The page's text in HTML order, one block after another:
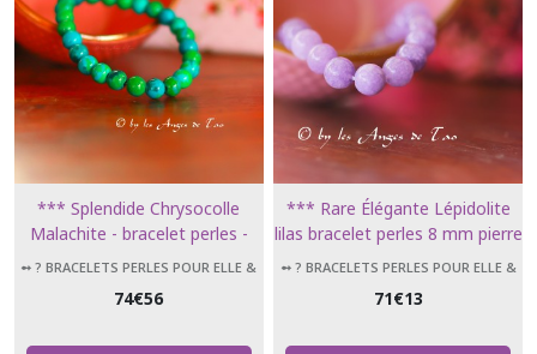
*** Splendide Chrysocolle
Malachite - bracelet perles -
polissage à la main ***
➻ ? BRACELETS PERLES POUR ELLE &
74€56
*** Rare Élégante Lépidolite
lilas bracelet perles 8 mm pierre
d'apaisement ***
➻ ? BRACELETS PERLES POUR ELLE &
71€13
➻
Boucles
d'oreilles
pour
femmes
pierres
naturelles
(3)
❤️
➻
radiesthésie
(3)